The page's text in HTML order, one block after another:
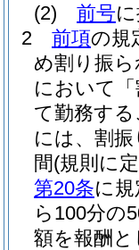
(2)
前号
2
前項の規
め割り振
において
て勤務す
には、割
間(規則に
第20条に
ら100分の
額を報酬